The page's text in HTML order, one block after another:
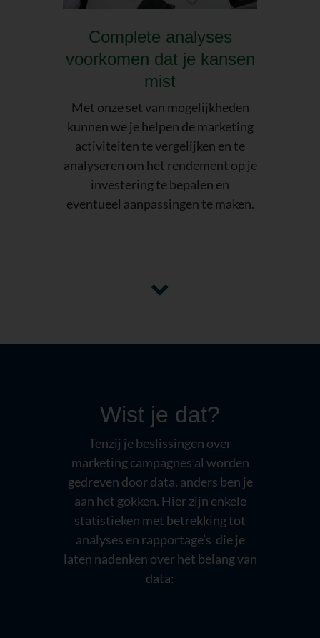
Complete analyses
voorkomen dat je kansen
mist
Met onze set van mogelijkheden
kunnen we je helpen de marketing
activiteiten te vergelijken en te
analyseren om het rendement op je
investering te bepalen en
eventueel aanpassingen te maken.
Wist je dat?
Tenzij je beslissingen over
marketing campagnes al worden
gedreven door data, anders ben je
aan het gokken. Hier zijn enkele
statistieken met betrekking tot
analyses en rapportage’s die je
laten nadenken over het belang van
data: